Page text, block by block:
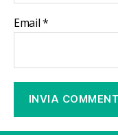
Email*